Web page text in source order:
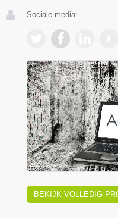
Sociale media:
BEKIJK VOLLEDIG